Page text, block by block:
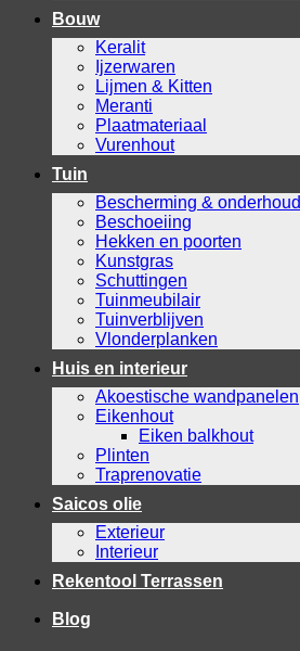
Bouw
Keralit
Ijzerwaren
Lijmen & Kitten
Meranti
Plaatmateriaal
Vurenhout
Tuin
Bescherming & onderhoud
Beschoeiing
Hekken en poorten
Kunstgras
Schuttingen
Tuinmeubilair
Tuinverblijven
Vlonderplanken
Huis en interieur
Akoestische wandpanelen
Eikenhout
Eiken balkhout
Plinten
Traprenovatie
Saicos olie
Exterieur
Interieur
Rekentool Terrassen
Blog